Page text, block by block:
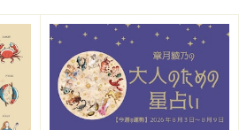
（4月20日～5月20日生ま
うし座」